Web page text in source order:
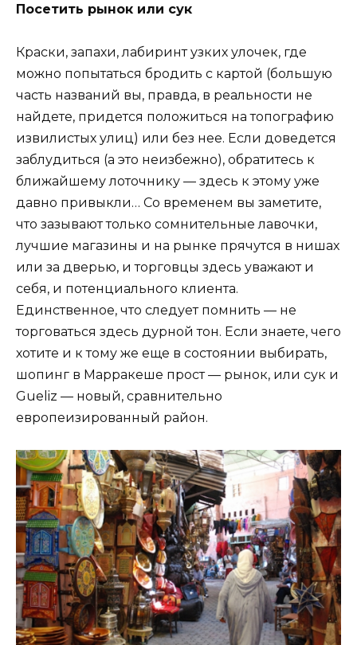
Посетить рынок или сук
Краски, запахи, лабиринт узких улочек, где
можно попытаться бродить с картой (большую
часть названий вы, правда, в реальности не
найдете, придется положиться на топографию
извилистых улиц) или без нее. Если доведется
заблудиться (а это неизбежно), обратитесь к
ближайшему лоточнику — здесь к этому уже
давно привыкли… Со временем вы заметите,
что зазывают только сомнительные лавочки,
лучшие магазины и на рынке прячутся в нишах
или за дверью, и торговцы здесь уважают и
себя, и потенциального клиента.
Единственное, что следует помнить — не
торговаться здесь дурной тон. Если знаете, чего
хотите и к тому же еще в состоянии выбирать,
шопинг в Марракеше прост — рынок, или сук и
Gueliz — новый, сравнительно
европеизированный район.